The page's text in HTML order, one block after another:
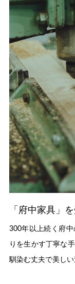
「府中家具」
300年以上続く府
りを生かす丁寧な
馴染む丈夫で美しい